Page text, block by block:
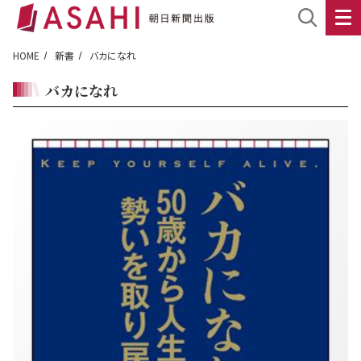
HOME 新書 バカになれ
バカになれ